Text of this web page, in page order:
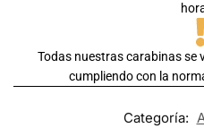
Todas nuestras carabinas se
cumpliendo con la
Categoría: